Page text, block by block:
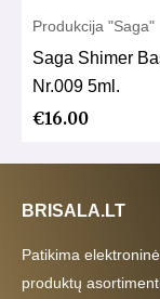
Produkcija "Saga"
Saga Shimer
Nr.009 5ml.
€16.00
BRISALA.LT
Patikima
produktų